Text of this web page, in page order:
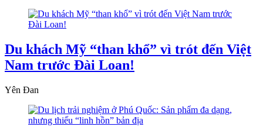
Du khách Mỹ “than khổ” vì trót đến Việt
Nam trước Đài Loan!
Yên Đan